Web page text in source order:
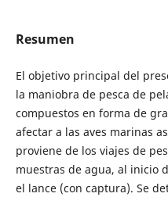
Resumen
El objetivo principal del
la maniobra de pesca de
compuestos en forma de
afectar a las aves marinas
proviene de los viajes de
muestras de agua, al inicio
el lance (con captura). Se